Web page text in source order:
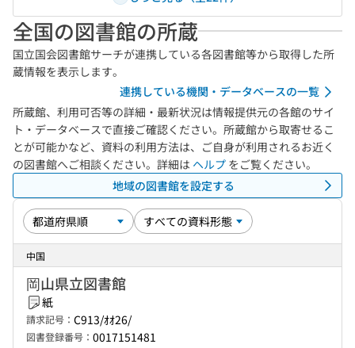
全国の図書館の所蔵
国立国会図書館サーチが連携している各図書館等から取得した所
蔵情報を表示します。
連携している機関・データベースの一覧
所蔵館、利用可否等の詳細・最新状況は情報提供元の各館のサイ
ト・データベースで直接ご確認ください。所蔵館から取寄せるこ
とが可能かなど、資料の利用方法は、ご自身が利用されるお近く
の図書館へご相談ください。詳細は ヘルプ をご覧ください。
地域の図書館を設定する
中国
岡山県立図書館
紙
請求記号： C913/ｵｵ26/
図書登録番号： 0017151481